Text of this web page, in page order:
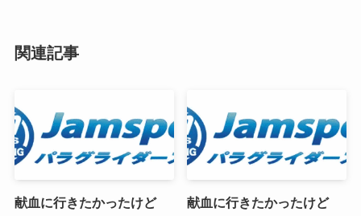
関連記事
献血に行きたかったけど 献血に行きたかったけど